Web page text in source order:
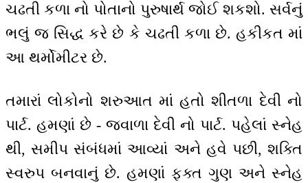
ચઢતી કળા નો પોતાનો પુરુષાર્થ જોઈ શકશો. સર્વનું
ભલું જ સિદ્ધ કરે છે કે ચઢતી કળા છે. હકીકત માં
આ થર્મોમીટર છે.
તમારાં લોકોનો શરુઆત માં હતો શીતળા દેવી નો
પાર્ટ. હમણાં છે - જ્વાળા દેવી નો પાર્ટ. પહેલાં સ્નેહ
થી, સમીપ સંબંધમાં આવ્યાં અને હવે પછી, શક્તિ
સ્વરુપ બનવાનું છે. હમણાં ફક્ત ગુણ અને સ્નેહ